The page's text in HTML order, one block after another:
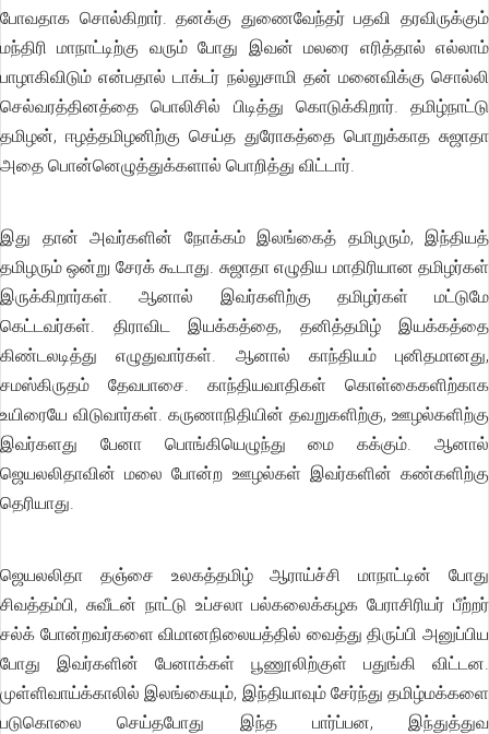
போவதாக சொல்கிறார். தனக்கு துணைவேந்தர் பதவி தரவிருக்கும்
மந்திரி மாநாட்டிற்கு வரும் போது இவன் மலரை எரித்தால் எல்லாம்
பாழாகிவிடும் என்பதால் டாக்டர் நல்லுசாமி தன் மனைவிக்கு சொல்லி
செல்வரத்தினத்தை பொலிசில் பிடித்து கொடுக்கிறார். தமிழ்நாட்டு
தமிழன், ஈழத்தமிழனிற்கு செய்த துரோகத்தை பொறுக்காத சுஜாதா
அதை பொன்னெழுத்துக்களால் பொறித்து விட்டார்.
இது தான் அவர்களின் நோக்கம் இலங்கைத் தமிழரும், இந்தியத்
தமிழரும் ஒன்று சேரக் கூடாது. சுஜாதா எழுதிய மாதிரியான தமிழர்கள்
இருக்கிறார்கள். ஆனால் இவர்களிற்கு தமிழர்கள் மட்டுமே
கெட்டவர்கள். திராவிட இயக்கத்தை, தனித்தமிழ் இயக்கத்தை
கிண்டலடித்து எழுதுவார்கள். ஆனால் காந்தியம் புனிதமானது,
சமஸ்கிருதம் தேவபாசை. காந்தியவாதிகள் கொள்கைகளிற்காக
உயிரையே விடுவார்கள். கருணாநிதியின் தவறுகளிற்கு, ஊழல்களிற்கு
இவர்களது பேனா பொங்கியெழுந்து மை கக்கும். ஆனால்
ஜெயலலிதாவின் மலை போன்ற ஊழல்கள் இவர்களின் கண்களிற்கு
தெரியாது.
ஜெயலலிதா தஞ்சை உலகத்தமிழ் ஆராய்ச்சி மாநாட்டின் போது
சிவத்தம்பி, சுவீடன் நாட்டு உப்சலா பல்கலைக்கழக பேராசிரியர் பீற்றர்
சல்க் போன்றவர்களை விமானநிலையத்தில் வைத்து திருப்பி அனுப்பிய
போது இவர்களின் பேனாக்கள் பூணூலிற்குள் பதுங்கி விட்டன.
முள்ளிவாய்க்காலில் இலங்கையும், இந்தியாவும் சேர்ந்து தமிழ்மக்களை
படுகொலை செய்தபோது இந்த பார்ப்பன, இந்துத்துவ